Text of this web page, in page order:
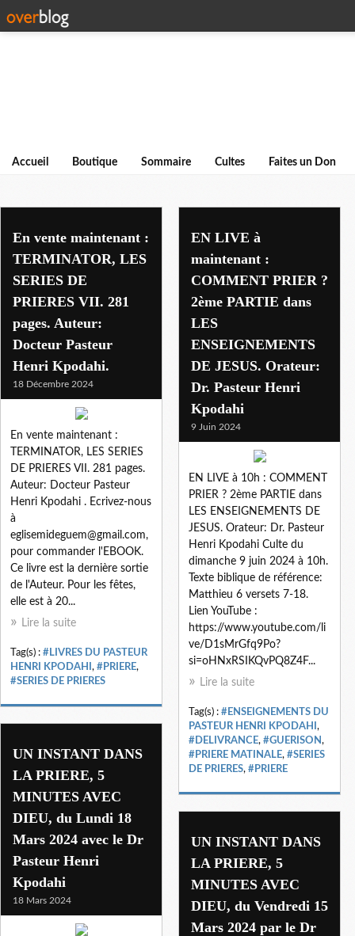
Accueil Boutique Sommaire Cultes Faites un Don
series de prieres
En vente maintenant :
TERMINATOR, LES
SERIES DE
PRIERES VII. 281
pages. Auteur:
Docteur Pasteur
Henri Kpodahi.
18 Décembre 2024
En vente maintenant :
TERMINATOR, LES SERIES
DE PRIERES VII. 281 pages.
Auteur: Docteur Pasteur
Henri Kpodahi . Ecrivez-nous
à
eglisemideguem@gmail.com,
pour commander l'EBOOK.
Ce livre est la dernière sortie
de l'Auteur. Pour les fêtes,
elle est à 20...
Lire la suite
Tag(s) : #LIVRES DU PASTEUR
HENRI KPODAHI , #PRIERE,
#SERIES DE PRIERES
EN LIVE à
maintenant :
COMMENT PRIER ?
2ème PARTIE dans
LES
ENSEIGNEMENTS
DE JESUS. Orateur:
Dr. Pasteur Henri
Kpodahi
9 Juin 2024
EN LIVE à 10h : COMMENT
PRIER ? 2ème PARTIE dans
LES ENSEIGNEMENTS DE
JESUS. Orateur: Dr. Pasteur
Henri Kpodahi Culte du
dimanche 9 juin 2024 à 10h.
Texte biblique de référence:
Matthieu 6 versets 7-18.
Lien YouTube :
https://www.youtube.com/li
ve/D1sMrGfq9Po?
si=oHNxRSIKQvPQ8Z4F...
Lire la suite
Tag(s) : #ENSEIGNEMENTS DU
PASTEUR HENRI KPODAHI ,
#DELIVRANCE, #GUERISON,
#PRIERE MATINALE, #SERIES
DE PRIERES, #PRIERE
UN INSTANT DANS
LA PRIERE, 5
MINUTES AVEC
DIEU, du Lundi 18
Mars 2024 avec le Dr
Pasteur Henri
Kpodahi
18 Mars 2024
UN INSTANT DANS
LA PRIERE, 5
MINUTES AVEC
DIEU, du Vendredi 15
Mars 2024 par le Dr